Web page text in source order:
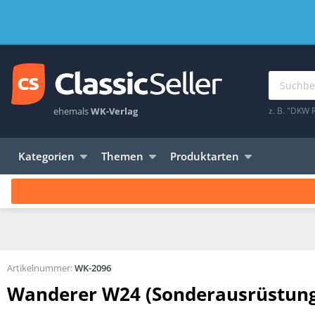
ehemalsWK-Verlag z. B. "DKW
Kategorien Themen Produktarten
Wanderer W24
Artikelnummer:WK-2096